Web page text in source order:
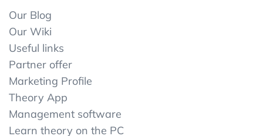
Our Blog
Our Wiki
Useful links
Partner offer
Marketing Profile
Theory App
Management software
Learn theory on the PC